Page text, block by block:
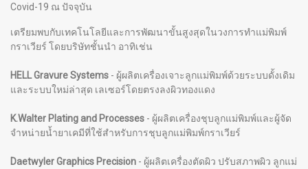
Covid-19 ณ ปัจจุบัน
เตรียมพบกับเทคโนโลยีและการพัฒนาขั้นสูงสุดในวงการทำแม่พิมพ์
กราเวียร์ โดยบริษัทชั้นนำ อาทิเช่น
HELL Gravure Systems - ผู้ผลิตเครื่องเจาะลูกแม่พิมพ์ด้วยระบบดั้งเดิม
และระบบใหม่ล่าสุด เลเซอร์โดยตรงลงผิวทองแดง
K.Walter Plating and Processes - ผู้ผลิตเครื่องชุบลูกแม่พิมพ์และผู้จัด
จำหน่ายน้ำยาเคมีที่ใช้สำหรับการชุบลูกแม่พิมพ์กราเวียร์
Daetwyler Graphics Precision - ผู้ผลิตเครื่องตัดผิว ปรับสภาพผิว ลูกแม่